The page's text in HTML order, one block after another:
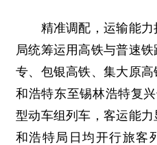
精准调配，运输能力
局统筹运用高铁与普速
专、包银高铁、集大原
和浩特东至锡林浩特复
型动车组列车，客运能
和浩特局日均开行旅客